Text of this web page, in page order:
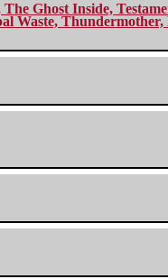
Ghost Inside,
Waste,